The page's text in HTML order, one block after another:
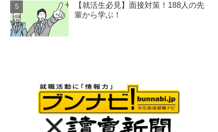
【就活生必見】面接対策！188人の先
輩から学ぶ！